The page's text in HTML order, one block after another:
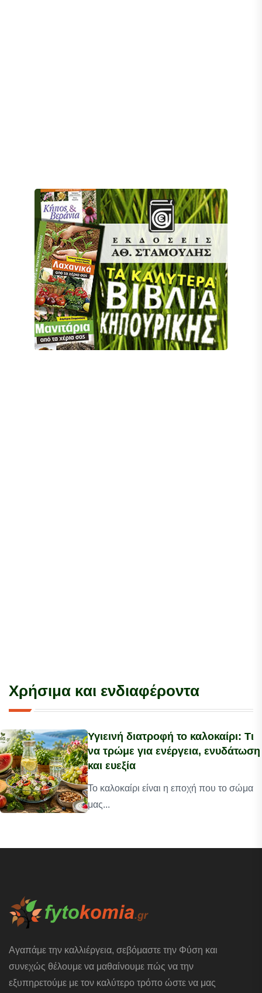
Χρήσιμα και ενδιαφέροντα
Υγιεινή διατροφή το καλοκαίρι: Τι
να τρώμε για ενέργεια, ενυδάτωση
και ευεξία
Το καλοκαίρι είναι η εποχή που το σώμα
μας...
Αγαπάμε την καλλιέργεια, σεβόμαστε την Φύση και
συνεχώς θέλουμε να μαθαίνουμε πώς να την
εξυπηρετούμε με τον καλύτερο τρόπο ώστε να μας